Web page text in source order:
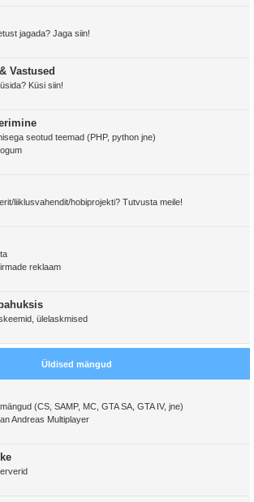
jagada? Jaga siin!
Vastused
Küsi siin!
seotud teemad (PHP, python jne)
liiklusvahendit/hobiprojekti? Tutvusta meile!
reklaam
ülelaskmised
Üldised mängud
(CS, SAMP, MC, GTA SA, GTA IV, jne)
Andreas Multiplayer